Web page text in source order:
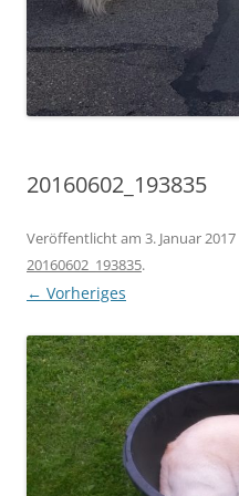
20160602_193835
Veröffentlicht am 3. Januar 2017
20160602_193835.
← Vorheriges